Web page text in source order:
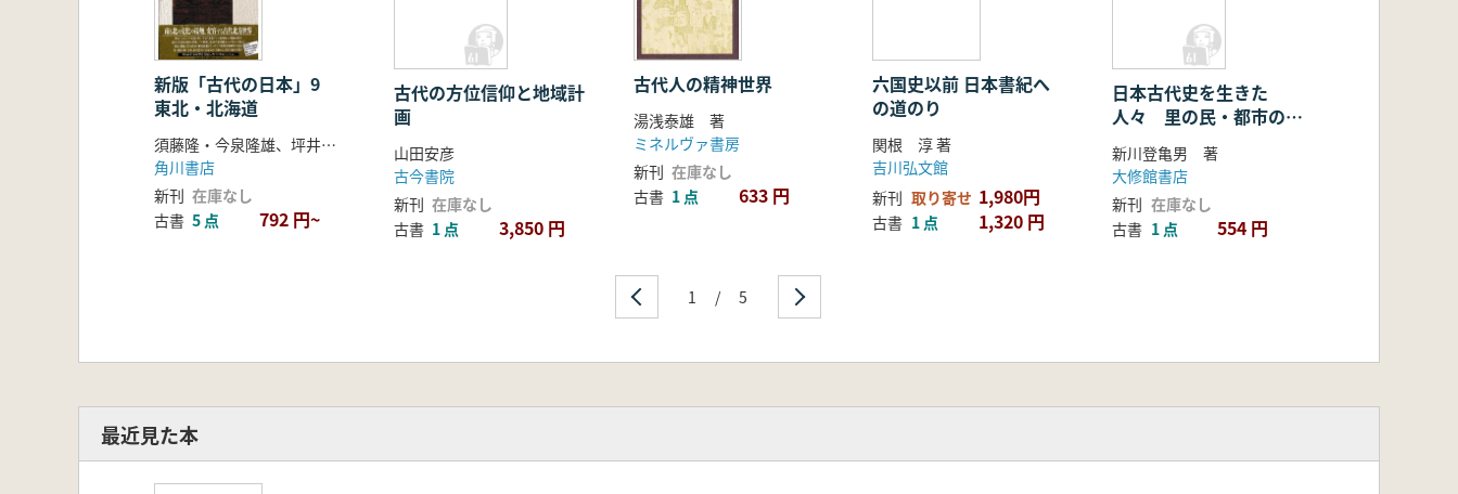
新版「古代の日本」9
東北・北海道
須藤隆・今泉隆雄、坪井清足 編
角川書店
新刊 在庫なし
古書 5 点 792 円~
古代の方位信仰と地域計
画
山田安彦
古今書院
新刊 在庫なし
古書 1 点 3,850 円
古代人の精神世界
湯浅泰雄 著
ミネルヴァ書房
新刊 在庫なし
古書 1 点 633 円
六国史以前 日本書紀へ
の道のり
関根 淳 著
吉川弘文館
新刊 取り寄せ 1,980円
古書 1 点 1,320 円
日本古代史を生きた
人々 里の民・都市の
民・山海の民
新川登亀男 著
大修館書店
新刊 在庫なし
古書 1 点 554 円
1 / 5
最近見た本